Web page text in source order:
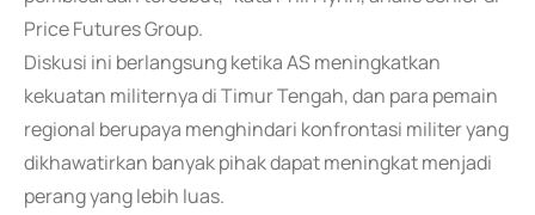
Price Futures Group.
Diskusi ini berlangsung ketika AS meningkatkan
kekuatan militernya di Timur Tengah, dan para pemain
regional berupaya menghindari konfrontasi militer yang
dikhawatirkan banyak pihak dapat meningkat menjadi
perang yang lebih luas.